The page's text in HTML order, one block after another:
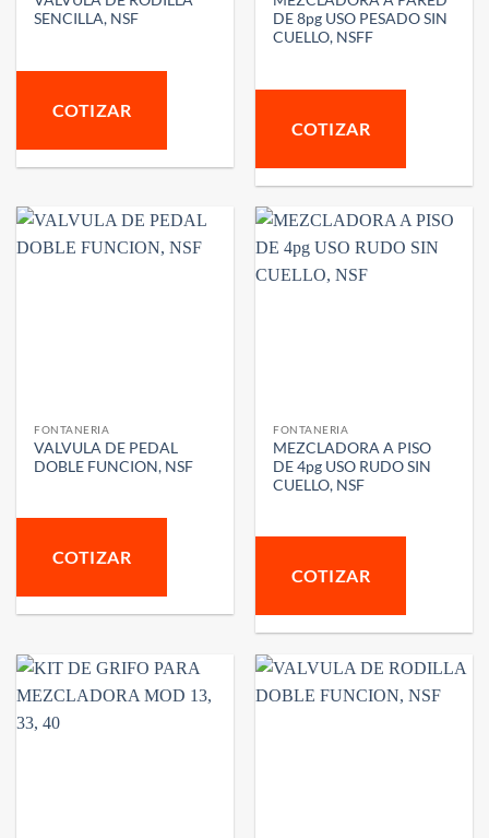
SENCILLA, NSF
COTIZAR
DE 8pg USO PESADO SIN
CUELLO, NSFF
COTIZAR
FONTANERIA
VALVULA DE PEDAL
DOBLE FUNCION, NSF
COTIZAR
FONTANERIA
MEZCLADORA A PISO
DE 4pg USO RUDO SIN
CUELLO, NSF
COTIZAR